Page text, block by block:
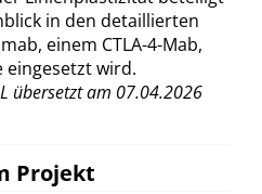
in den detaillierten
einem CTLA-4-Mab,
wird.
übersetzt am 07.04.2026
Projekt